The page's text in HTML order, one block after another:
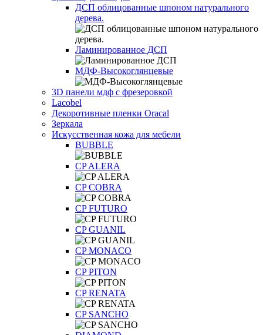
ДСП облицованные шпоном натурального
дерева.
Ламинированное ДСП
МДФ-Высокоглянцевые
3D панели мдф с фрезеровкой
Lacobel
Декоротивные пленки Oracal
Зеркала
Искусственная кожа для мебели
BUBBLE
CP ALERA
CP COBRA
CP FUTURO
CP GUANIL
CP MONACO
CP PITON
CP RENATA
CP SANCHO